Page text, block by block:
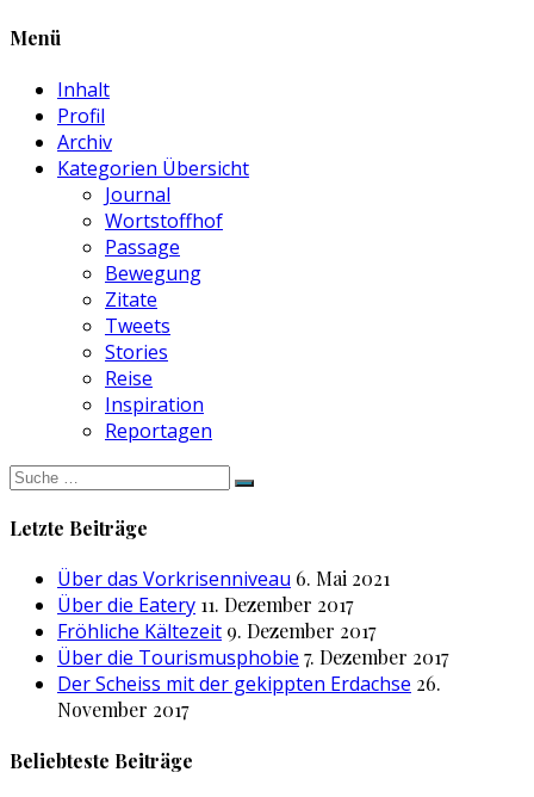
Menü
Inhalt
Profil
Archiv
Kategorien Übersicht
Journal
Wortstoffhof
Passage
Bewegung
Zitate
Tweets
Stories
Reise
Inspiration
Reportagen
Suche
nach:
Letzte Beiträge
Über das Vorkrisenniveau 6. Mai 2021
Über die Eatery 11. Dezember 2017
Fröhliche Kältezeit 9. Dezember 2017
Über die Tourismusphobie 7. Dezember 2017
Der Scheiss mit der gekippten Erdachse 26.
November 2017
Beliebteste Beiträge